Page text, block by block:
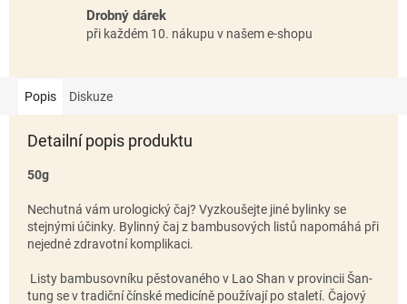
Drobný dárek
při každém 10. nákupu v našem e-shopu
Popis Diskuze
Detailní popis produktu
50g
Nechutná vám urologický čaj? Vyzkoušejte jiné bylinky se
stejnými účinky. Bylinný čaj z bambusových listů napomáhá při
nejedné zdravotní komplikaci.
Listy bambusovníku pěstovaného v Lao Shan v provincii Šan-
tung se v tradiční čínské medicíně používají po staletí. Čajový